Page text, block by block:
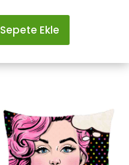
Sepete Ekle